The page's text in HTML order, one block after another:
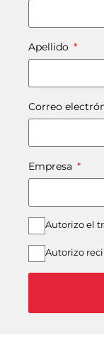
Apellido
Correo
Empresa
Autorizo el
Autorizo